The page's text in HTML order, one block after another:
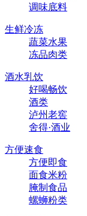
调味底料
生鲜冷冻
蔬菜水果
冻品肉类
酒水乳饮
好喝畅饮
酒类
泸州老窖
舍得·酒业
方便速食
方便即食
面食米粉
腌制食品
螺蛳粉类